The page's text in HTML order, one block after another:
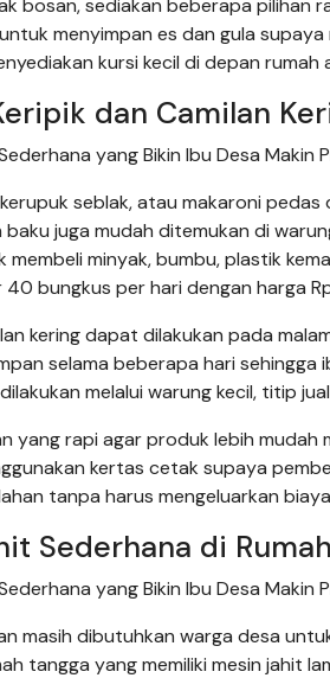
bosan, sediakan beberapa pilihan
menyimpan es dan gula supaya
kursi kecil di depan rumah
dan Camilan
yang Bikin Ibu Desa
seblak, atau makaroni
baku juga mudah ditemukan di
membeli minyak, bumbu, plastik
40 bungkus per hari dengan harga
kering dapat dilakukan pada
selama beberapa hari
melalui warung kecil, titip
yang rapi agar produk lebih mudah
kertas cetak supaya
tanpa harus mengeluarkan
Sederhana di Rumah
yang Bikin Ibu Desa
masih dibutuhkan warga desa
tangga yang memiliki mesin jahit